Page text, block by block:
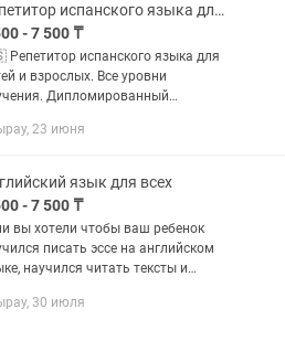
Репетитор испанского языка для детей и взрослых. Все уровни обучения.
- 7 500 ₸
испанского языка для
и взрослых. Все уровни
Дипломированный
зовут Камила, я —
23 июня
язык для всех
- 7 500 ₸
вы хотели чтобы ваш ребенок
писать эссе на английском
научился читать тексты и
100% гарантию, только
30 июля